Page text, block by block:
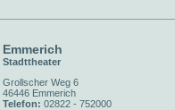
Emmerich
Stadttheater
Grollscher Weg 6
46446 Emmerich
Telefon: 02822 - 752000